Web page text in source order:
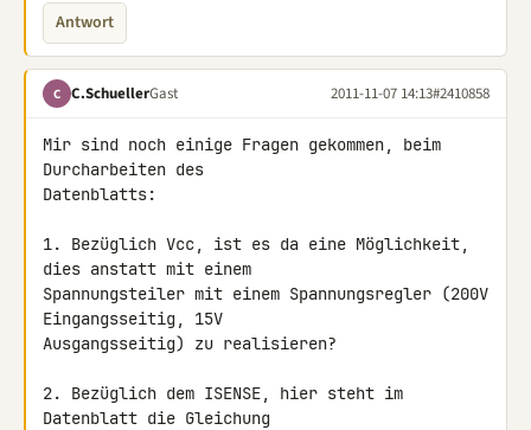
Antwort
C C.SchuellerGast 2011-11-07 14:13#2410858
Mir sind noch einige Fragen gekommen, beim
Durcharbeiten des
Datenblatts:
1. Bezüglich Vcc, ist es da eine Möglichkeit,
dies anstatt mit einem
Spannungsteiler mit einem Spannungsregler (200V
Eingangsseitig, 15V
Ausgangsseitig) zu realisieren?
2. Bezüglich dem ISENSE, hier steht im
Datenblatt die Gleichung